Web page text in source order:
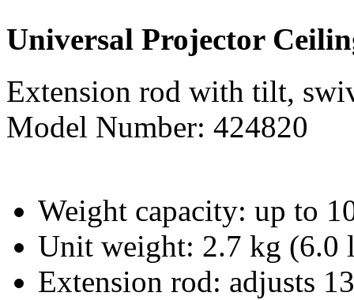
Universal Projector
Extension rod with tilt,
Model Number: 424820
Weight capacity: up to
Unit weight: 2.7 kg (6.0
Extension rod: adjusts